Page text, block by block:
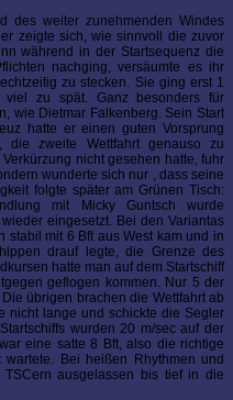
des weiter zunehmenden Windes
zeigte sich, wie sinnvoll die zuvor
während in der Startsequenz die
nachging, versäumte es ihr
zu stecken. Sie ging erst 1
zu spät. Ganz besonders für
wie Dietmar Falkenberg. Sein Start
hatte er einen guten Vorsprung
die zweite Wettfahrt genauso zu
nicht gesehen hatte, fuhr
wunderte sich nur , dass seine
folgte später am Grünen Tisch:
mit Micky Guntsch wurde
eingesetzt. Bei den Variantas
stabil mit 6 Bft aus West kam und in
drauf legte, die Grenze des
hatte man auf dem Startschiff
geflogen kommen. Nur 5 der
übrigen brachen die Wettfahrt ab
nicht lange und schickte die Segler
wurden 20 m/sec auf der
eine satte 8 Bft, also die richtige
Bei heißen Rhythmen und
ausgelassen bis tief in die